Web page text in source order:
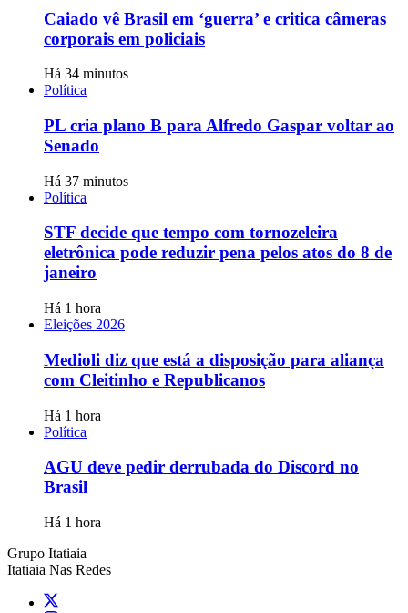
Caiado vê Brasil em ‘guerra’ e critica câmeras
corporais em policiais
Há 34 minutos
Política
PL cria plano B para Alfredo Gaspar voltar ao
Senado
Há 37 minutos
Política
STF decide que tempo com tornozeleira
eletrônica pode reduzir pena pelos atos do 8 de
janeiro
Há 1 hora
Eleições 2026
Medioli diz que está a disposição para aliança
com Cleitinho e Republicanos
Há 1 hora
Política
AGU deve pedir derrubada do Discord no
Brasil
Há 1 hora
Grupo Itatiaia
Itatiaia Nas Redes